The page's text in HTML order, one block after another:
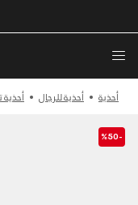
أحذية أحذية للرجال أحذية
-%50